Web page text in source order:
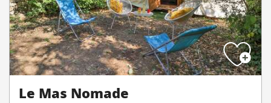
Le Mas Nomade